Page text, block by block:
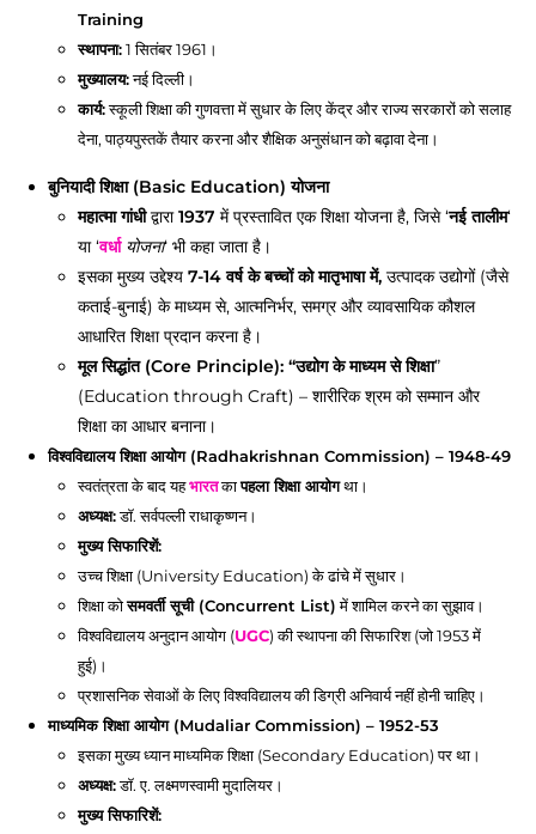
Training
स्थापना:1 सितंबर 1961।
मुख्यालय:नई दिल्ली।
कार्य:स्कूली शिक्षा की गुणवत्ता में सुधार के लिए केंद्र और राज्य सरकारों को सलाह
देना, पाठ्यपुस्तकें तैयार करना और शैक्षिक अनुसंधान को बढ़ावा देना।
बुनियादी शिक्षा (Basic Education) योजना
महात्मा गांधीद्वारा1937 में प्रस्तावित एक शिक्षा योजना है, जिसे ‘नई तालीम‘
या ‘वर्धा योजना‘ भी कहा जाता है।
इसका मुख्य उद्देश्य 7-14 वर्ष के बच्चों को मातृभाषा में, उत्पादक उद्योगों (जैसे
कताई-बुनाई) के माध्यम से, आत्मनिर्भर, समग्र और व्यावसायिक कौशल
आधारित शिक्षा प्रदान करना है।
मूल सिद्धांत (Core Principle): “उद्योग के माध्यम से शिक्षा”
(Education through Craft) – शारीरिक श्रम को सम्मान और
शिक्षा का आधार बनाना।
विश्वविद्यालय शिक्षा आयोग (Radhakrishnan Commission) – 1948-49
स्वतंत्रता के बाद यहभारतकापहला शिक्षा आयोगथा।
अध्यक्ष:डॉ. सर्वपल्ली राधाकृष्णन।
मुख्य सिफारिशें:
उच्च शिक्षा (University Education) के ढांचे में सुधार।
शिक्षा कोसमवर्ती सूची (Concurrent List)में शामिल करने का सुझाव।
विश्वविद्यालय अनुदान आयोग (UGC) की स्थापना की सिफारिश (जो 1953 में
हुई)।
प्रशासनिक सेवाओं के लिए विश्वविद्यालय की डिग्री अनिवार्य नहीं होनी चाहिए।
माध्यमिक शिक्षा आयोग (Mudaliar Commission) – 1952-53
इसका मुख्य ध्यान माध्यमिक शिक्षा (Secondary Education) पर था।
अध्यक्ष:डॉ. ए. लक्ष्मणस्वामी मुदालियर।
मुख्य सिफारिशें: